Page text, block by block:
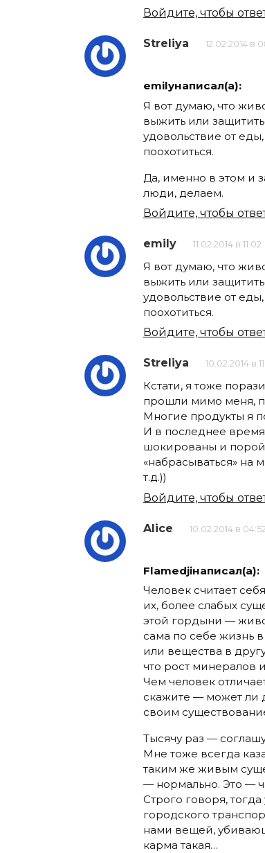
Войдите, чтобы
Streliya 12.02.2014 в
emilyнаписал(а):
Я вот думаю, что
выжить или
удовольствие от
поохотиться.
Да, именно в этом и
люди, делаем.
Войдите, чтобы
emily 11.02.2014 в 11:02
Я вот думаю, что
выжить или
удовольствие от
поохотиться.
Войдите, чтобы
Streliya 10.02.2014 в
Кстати, я тоже
прошли мимо меня,
Многие продукты я
И в последнее время
шокированы и
«набрасываться» на
т.д.))
Войдите, чтобы
Alice 10.02.2014 в 04:52
Flamedjiнаписал(а):
Человек считает
их, более слабых
этой гордыни —
сама по себе жизнь
или вещества в
что рост минералов
Чем человек
скажите — может ли
своим
Тысячу раз —
Мне тоже всегда
таким же живым
— нормально. Это —
Строго говоря,
городского
нами вещей,
карма такая…